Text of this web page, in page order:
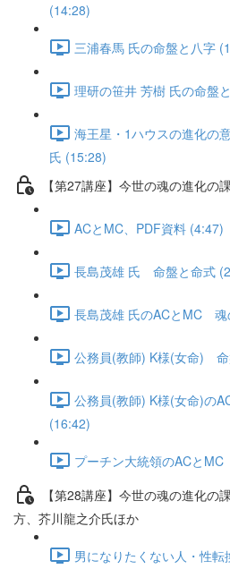
(14:28)
三浦春馬 氏の命盤と八字
理研の笹井 芳樹 氏の命盤
海王星・1ハウスの進化の
氏 (15:28)
【第27講座】今世の魂の進化
ACとMC、PDF資料 (4:47)
長島茂雄 氏 命盤と命式
長島茂雄 氏のACとMC 魂
公務員(教師) K様(女命)
公務員(教師) K様(女命)の
(16:42)
プーチン大統領のACと
【第28講座】今世の魂の進化
方、芥川龍之介氏ほか
男になりたくない人・性